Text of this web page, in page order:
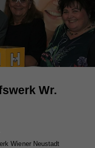
Wr.
Wiener Neustadt